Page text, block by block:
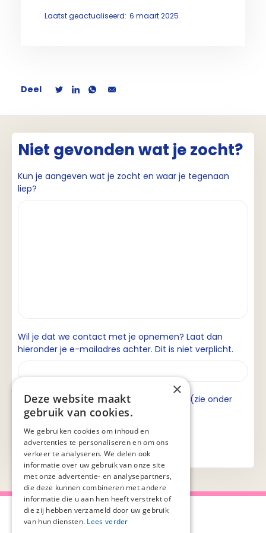
Laatst geactualiseerd: 6 maart 2025
Deel
Niet gevonden wat je zocht?
Kun je aangeven wat je zocht en waar je tegenaan
liep?
Wil je dat we contact met je opnemen? Laat dan
hieronder je e-mailadres achter. Dit is niet verplicht.
Ik ga akkoord met de privacyverklaring (zie onder
aan de pagina).
×
Deze website maakt
gebruik van cookies.
We gebruiken cookies om inhoud en
advertenties te personaliseren en om ons
verkeer te analyseren. We delen ook
informatie over uw gebruik van onze site
met onze advertentie- en analysepartners,
die deze kunnen combineren met andere
informatie die u aan hen heeft verstrekt of
die zij hebben verzameld door uw gebruik
van hun diensten. Lees verder